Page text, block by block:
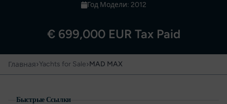
Год Модели: 2012
€ 699,000 EUR Tax Paid
Главная›Yachts for Sale›MAD MAX
Быстрые Ссылки